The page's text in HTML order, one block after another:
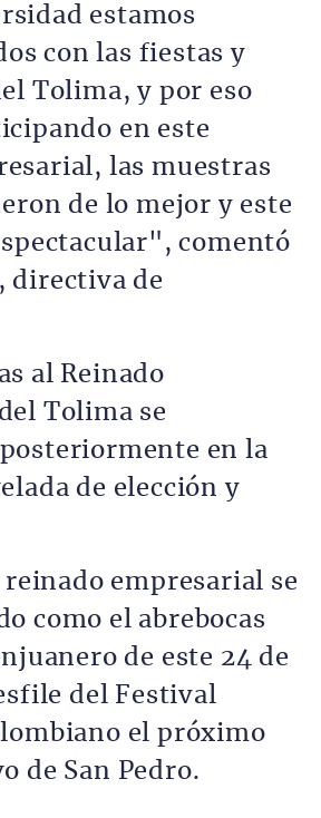
estamos
con las fiestas y
Tolima, y por eso
en este
las muestras
de lo mejor y este
comentó
directiva de
al Reinado
Tolima se
en la
de elección y
empresarial se
como el abrebocas
de este 24 de
del Festival
el próximo
de San Pedro.